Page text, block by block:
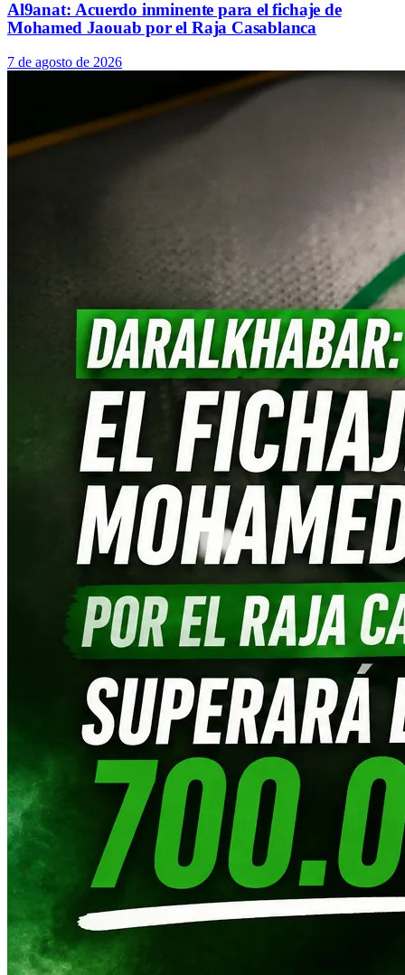
Al9anat: Acuerdo inminente para el fichaje de
Mohamed Jaouab por el Raja Casablanca
7 de agosto de 2026